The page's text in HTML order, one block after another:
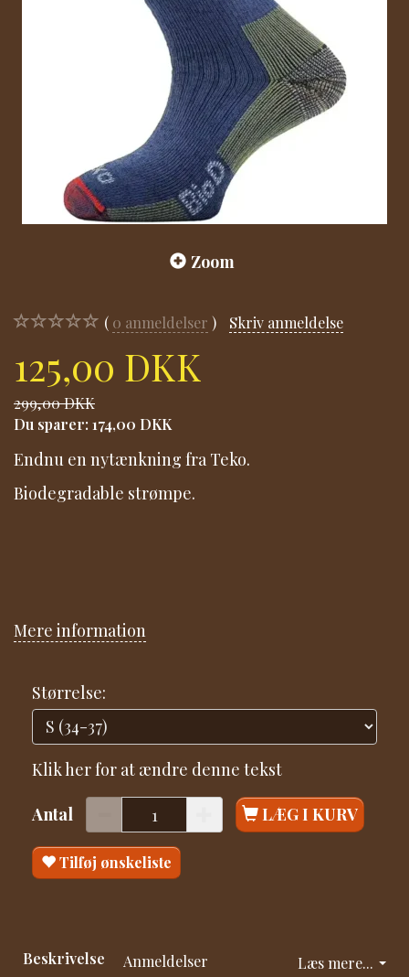
Zoom
0 anmeldelser Skriv anmeldelse
125,00 DKK
299,00 DKK
Du sparer: 174,00 DKK
Endnu en nytænkning fra Teko.
Biodegradable strømpe.
Mere information
Størrelse:
Klik her for at ændre denne tekst
Antal LÆG I KURV
Tilføj ønskeliste
Læs mere...
Beskrivelse Anmeldelser